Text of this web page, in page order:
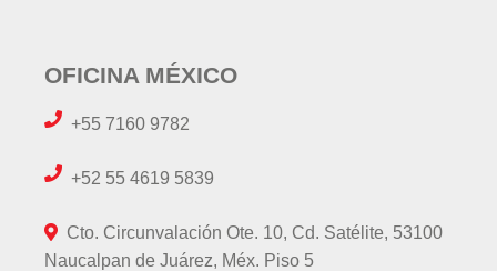
OFICINA MÉXICO
+55 7160 9782
+52 55 4619 5839
Cto. Circunvalación Ote. 10, Cd. Satélite, 53100
Naucalpan de Juárez, Méx. Piso 5